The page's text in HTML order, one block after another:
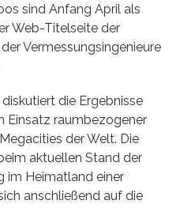
sind Anfang April als
Web-Titelseite der
Vermessungsingenieure
die Ergebnisse
Einsatz raumbezogener
der Welt. Die
aktuellen Stand der
im Heimatland einer
anschließend auf die